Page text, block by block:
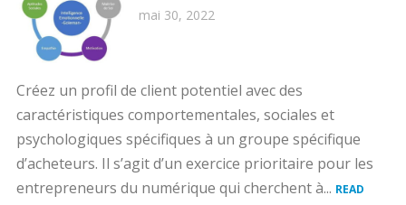
mai 30, 2022
Créez un profil de client potentiel avec des
caractéristiques comportementales, sociales et
psychologiques spécifiques à un groupe spécifique
d’acheteurs. Il s’agit d’un exercice prioritaire pour les
entrepreneurs du numérique qui cherchent à... READ